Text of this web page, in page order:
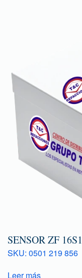
SENSOR ZF
SKU: 0501 219 856
Leer más